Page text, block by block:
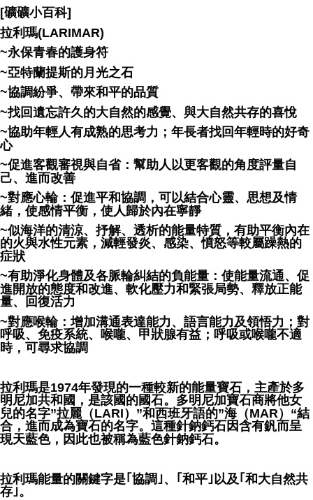
[礦礦小百科]
拉利瑪(LARIMAR)
~永保青春的護身符
~亞特蘭提斯的月光之石
~協調紛爭、帶來和平的品質
~找回遺忘許久的大自然的感覺、與大自然共存的喜悅
~協助年輕人有成熟的思考力；年長者找回年輕時的好奇
心
~促進客觀審視與自省：幫助人以更客觀的角度評量自
己、進而改善
~對應心輪：促進平和協調，可以結合心靈、思想及情
緒，使感情平衡，使人歸於內在寧靜
~似海洋的清涼、抒解、透析的能量特質，有助平衡內在
的火與水性元素，減輕發炎、感染、憤怒等較屬躁熱的
症狀
~有助淨化身體及各脈輪糾結的負能量：使能量流通、促
進開放的態度和改進、軟化壓力和緊張局勢、釋放正能
量、回復活力
~對應喉輪：增加溝通表達能力、語言能力及領悟力；對
呼吸、免疫系統、喉嚨、甲狀腺有益；呼吸或喉嚨不適
時，可尋求協調
拉利瑪是1974年發現的一種較新的能量寶石，主產於多
明尼加共和國，是該國的國石。多明尼加寶石商將他女
兒的名字”拉麗（LARI）”和西班牙語的”海（MAR）“結
合，進而成為寶石的名字。這種針鈉鈣石因含有釩而呈
現天藍色，因此也被稱為藍色針鈉鈣石。
拉利瑪能量的關鍵字是｢協調｣、｢和平｣以及｢和大自然共
存｣。